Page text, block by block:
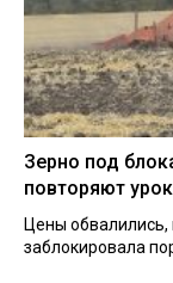
Зерно под
повторяют
Цены обвалились,
заблокировала